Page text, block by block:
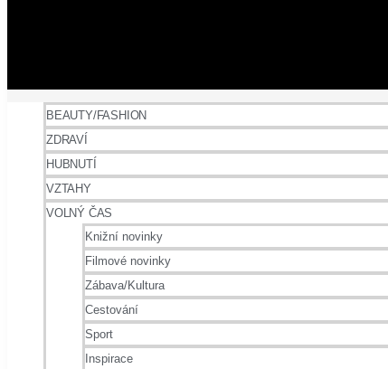
BEAUTY/FASHION
ZDRAVÍ
HUBNUTÍ
VZTAHY
VOLNÝ ČAS
Knižní novinky
Filmové novinky
Zábava/Kultura
Cestování
Sport
Inspirace